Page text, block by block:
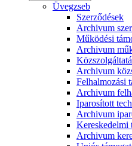
Üvegzseb
Szerződések
Archivum
Működési
Archivum
Archivum
Felhalmozási
Archivum
Iparosított
Archivum
Kereskedelmi
Archivum